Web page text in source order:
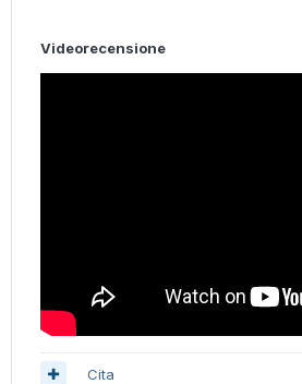
Videorecensione
Cita